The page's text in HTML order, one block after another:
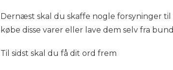
Dernæst skal du skaffe nogle forsyninger
købe disse varer eller lave dem selv fra
Til sidst skal du få dit ord frem